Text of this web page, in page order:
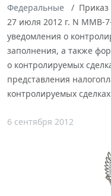
Федеральные
27 июля 2012 г. N ММВ-
уведомления о
заполнения, а также
о контролируемых
представления
контролируемых
6 сентября 2012